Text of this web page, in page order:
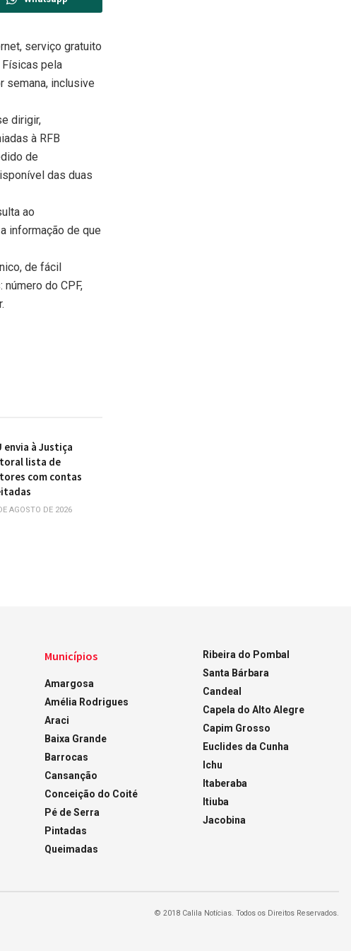
serviço gratuito
pela
semana, inclusive
dirigir,
à RFB
de
das duas
ao
informação de que
de fácil
do CPF,
envia à Justiça
lista de
com contas
AGOSTO DE 2026
Municípios
Amargosa
Amélia Rodrigues
Araci
Baixa Grande
Barrocas
Cansanção
Conceição do Coité
Pé de Serra
Pintadas
Queimadas
Ribeira do Pombal
Santa Bárbara
Candeal
Capela do Alto Alegre
Capim Grosso
Euclides da Cunha
Ichu
Itaberaba
Itiuba
Jacobina
© 2018 Calila Notícias. Todos os Direitos Reservados.